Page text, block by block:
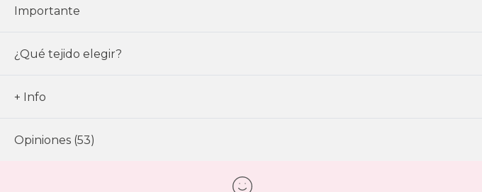
Importante
¿Qué tejido elegir?
+ Info
Opiniones (53)